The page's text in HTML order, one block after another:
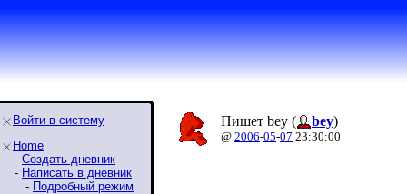
Войти в систему
Home
- Создать дневник
- Написать в дневник
- Подробный режим
Пишет bey ( bey)
@ 2006-05-07 23:30:00